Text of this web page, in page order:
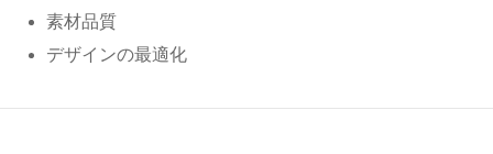
素材品質
デザインの最適化